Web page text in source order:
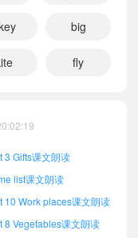
big
fly
list课文朗读
3 Gifts课文朗读
list课文朗读
10 Work places课文朗读
8 Vegetables课文朗读